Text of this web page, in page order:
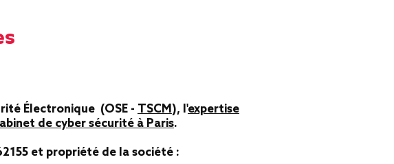
Électronique (OSE - TSCM), l'expertise
de cyber sécurité à Paris.
et propriété de la société :